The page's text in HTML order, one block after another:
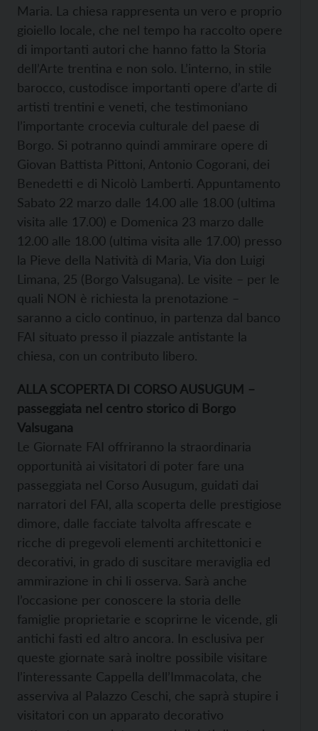
Maria. La chiesa rappresenta un vero e proprio
gioiello locale, che nel tempo ha raccolto opere
di importanti autori che hanno fatto la Storia
dell’Arte trentina e non solo. L’interno, in stile
barocco, custodisce importanti opere d’arte di
artisti trentini e veneti, che testimoniano
l’importante crocevia culturale del paese di
Borgo. Si potranno quindi ammirare opere di
Giovan Battista Pittoni, Antonio Cogorani, dei
Benedetti e di Nicolò Lamberti. Appuntamento
Sabato 22 marzo dalle 14.00 alle 18.00 (ultima
visita alle 17.00) e Domenica 23 marzo dalle
12.00 alle 18.00 (ultima visita alle 17.00) presso
la Pieve della Natività di Maria, Via don Luigi
Limana, 25 (Borgo Valsugana). Le visite – per le
quali NON è richiesta la prenotazione –
saranno a ciclo continuo, in partenza dal banco
FAI situato presso il piazzale antistante la
chiesa, con un contributo libero.
ALLA SCOPERTA DI CORSO AUSUGUM –
passeggiata nel centro storico di Borgo
Valsugana
Le Giornate FAI offriranno la straordinaria
opportunità ai visitatori di poter fare una
passeggiata nel Corso Ausugum, guidati dai
narratori del FAI, alla scoperta delle prestigiose
dimore, dalle facciate talvolta affrescate e
ricche di pregevoli elementi architettonici e
decorativi, in grado di suscitare meraviglia ed
ammirazione in chi li osserva. Sarà anche
l’occasione per conoscere la storia delle
famiglie proprietarie e scoprirne le vicende, gli
antichi fasti ed altro ancora. In esclusiva per
queste giornate sarà inoltre possibile visitare
l’interessante Cappella dell’Immacolata, che
asserviva al Palazzo Ceschi, che saprà stupire i
visitatori con un apparato decorativo